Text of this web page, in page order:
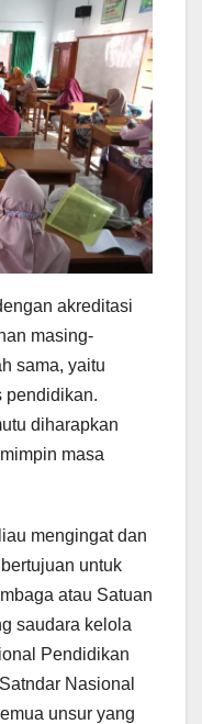
akreditasi
masing-
sama, yaitu
pendidikan.
diharapkan
masa
mengingat dan
untuk
atau Satuan
saudara kelola
Pendidikan
Nasional
unsur yang